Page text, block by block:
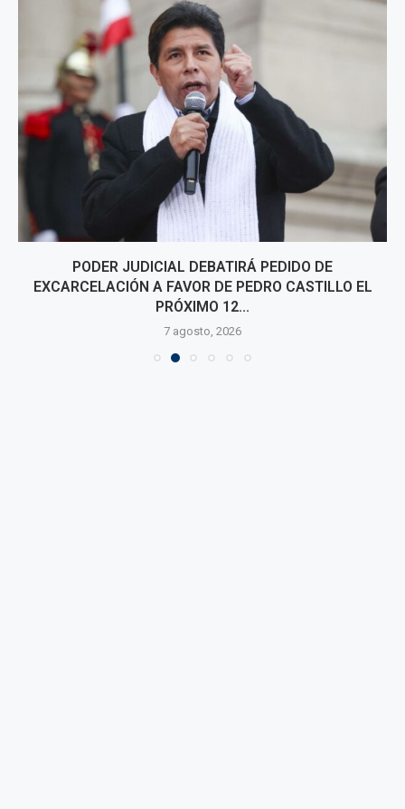
PODER JUDICIAL DEBATIRÁ PEDIDO DE
EXCARCELACIÓN A FAVOR DE PEDRO CASTILLO EL
PRÓXIMO 12...
7 agosto, 2026